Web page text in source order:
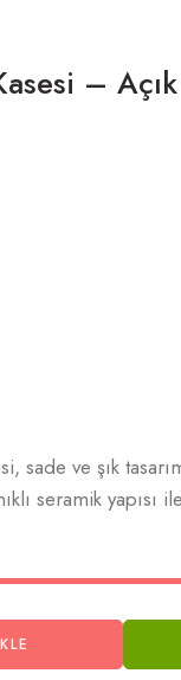
–
sade ve şık
seramik yapısı